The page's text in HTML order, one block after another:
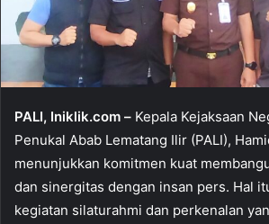
PALI, Iniklik.com – Kepala Kejaksaan
Penukal Abab Lematang Ilir (PALI),
menunjukkan komitmen kuat
dan sinergitas dengan insan pers. Hal
kegiatan silaturahmi dan perkenalan